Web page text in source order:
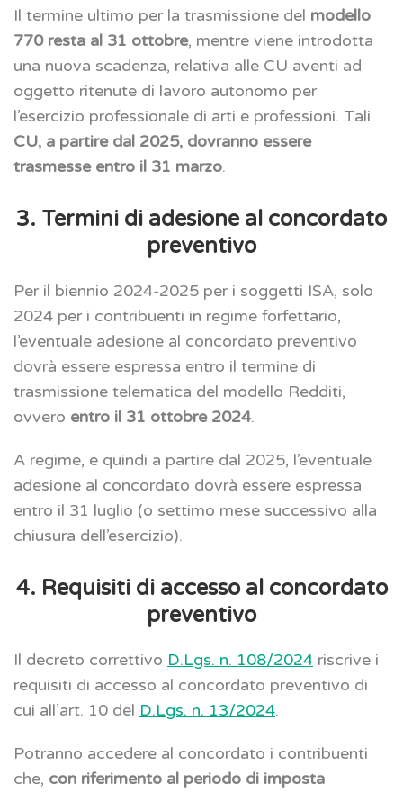
Il termine ultimo per la trasmissione del modello
770 resta al 31 ottobre, mentre viene introdotta
una nuova scadenza, relativa alle CU aventi ad
oggetto ritenute di lavoro autonomo per
l’esercizio professionale di arti e professioni. Tali
CU, a partire dal 2025, dovranno essere
trasmesse entro il 31 marzo.
3. Termini di adesione al concordato
preventivo
Per il biennio 2024-2025 per i soggetti ISA, solo
2024 per i contribuenti in regime forfettario,
l’eventuale adesione al concordato preventivo
dovrà essere espressa entro il termine di
trasmissione telematica del modello Redditi,
ovvero entro il 31 ottobre 2024.
A regime, e quindi a partire dal 2025, l’eventuale
adesione al concordato dovrà essere espressa
entro il 31 luglio (o settimo mese successivo alla
chiusura dell’esercizio).
4. Requisiti di accesso al concordato
preventivo
Il decreto correttivo D.Lgs. n. 108/2024 riscrive i
requisiti di accesso al concordato preventivo di
cui all’art. 10 del D.Lgs. n. 13/2024.
Potranno accedere al concordato i contribuenti
che, con riferimento al periodo di imposta